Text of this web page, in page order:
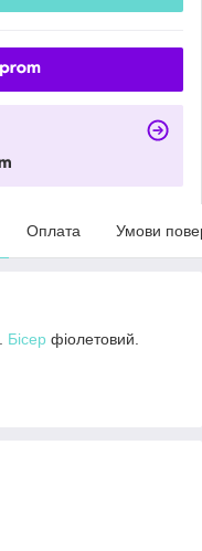
Оплата Умови
Бісер фіолетовий.